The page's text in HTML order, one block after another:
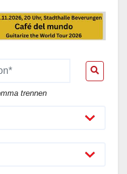
trennen